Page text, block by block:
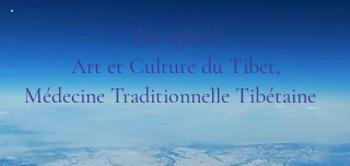
Site officiel
Art et Culture du Tibet,
Médecine Traditionnelle Tibétaine